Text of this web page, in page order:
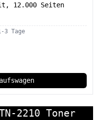
12.000 Seiten
Tage
2210 Toner